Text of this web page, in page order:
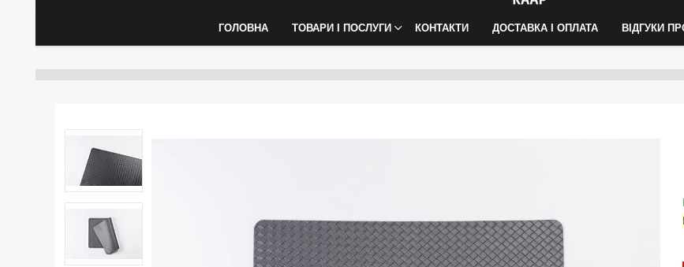
ГОЛОВНА ТОВАРИ І ПОСЛУГИ КОНТАКТИ ДОСТАВКА І ОПЛАТА ВІДГУКИ